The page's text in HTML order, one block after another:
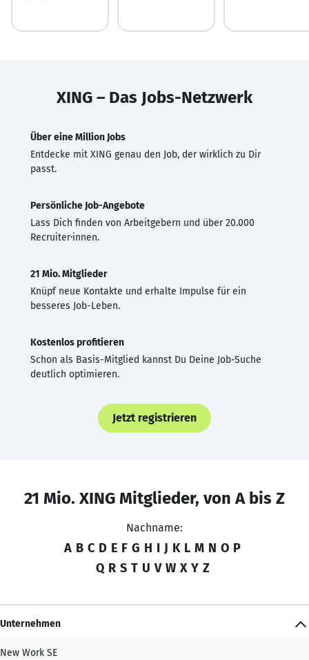
XING – Das Jobs-Netzwerk
Über eine Million Jobs
Entdecke mit XING genau den Job, der wirklich zu Dir
passt.
Persönliche Job-Angebote
Lass Dich finden von Arbeitgebern und über 20.000
Recruiter·innen.
21 Mio. Mitglieder
Knüpf neue Kontakte und erhalte Impulse für ein
besseres Job-Leben.
Kostenlos profitieren
Schon als Basis-Mitglied kannst Du Deine Job-Suche
deutlich optimieren.
Jetzt registrieren
21 Mio. XING Mitglieder, von A bis Z
Nachname:
A B C D E F G H I J K L M N O P
Q R S T U V W X Y Z
Unternehmen
New Work SE